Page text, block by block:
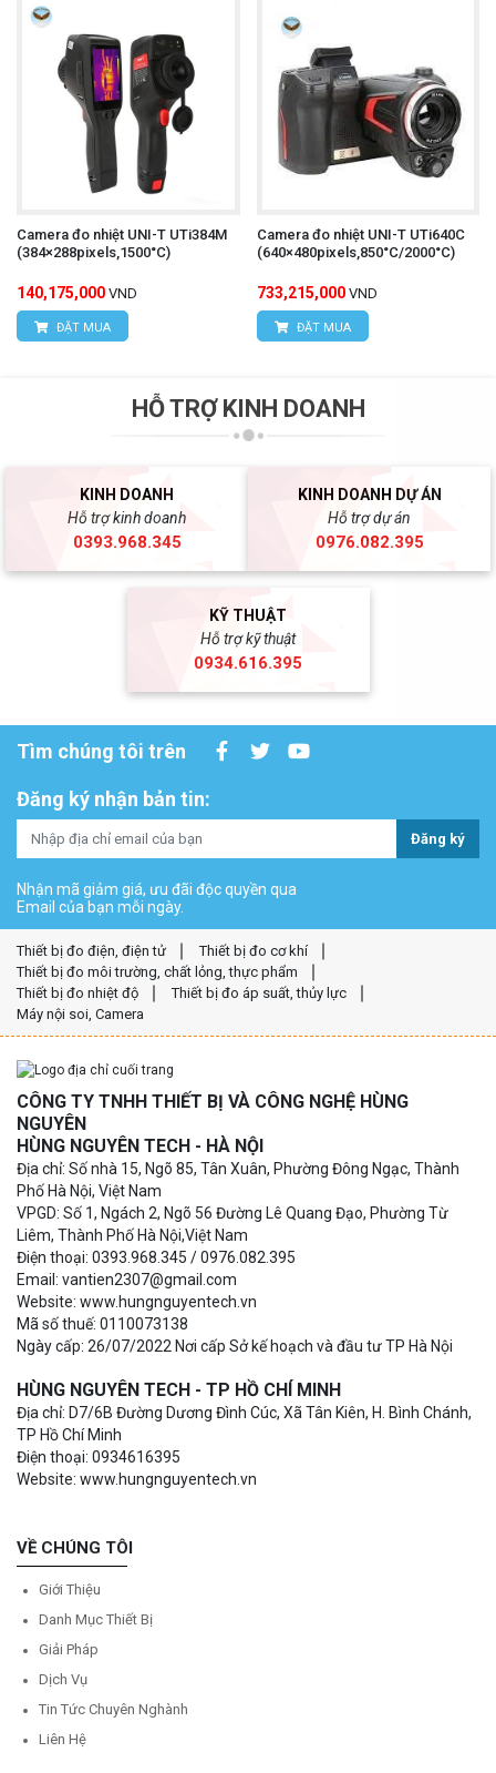
Camera đo nhiệt UNI-T UTi384M
(384×288pixels,1500°C)
140,175,000 VND
ĐẶT MUA
Camera đo nhiệt UNI-T UTi640C
(640×480pixels,850°C/2000°C)
733,215,000 VND
ĐẶT MUA
HỖ TRỢ KINH DOANH
KINH DOANH
Hỗ trợ kinh doanh
0393.968.345
KINH DOANH DỰ ÁN
Hỗ trợ dự án
0976.082.395
KỸ THUẬT
Hỗ trợ kỹ thuật
0934.616.395
Tìm chúng tôi trên
Đăng ký nhận bản tin:
Đăng ký
Nhận mã giảm giá, ưu đãi độc quyền qua
Email của bạn mỗi ngày.
Thiết bị đo điện, điện tử
Thiết bị đo cơ khí
Thiết bị đo môi trường, chất lỏng, thực phẩm
Thiết bị đo nhiệt độ
Thiết bị đo áp suất, thủy lực
Máy nội soi, Camera
CÔNG TY TNHH THIẾT BỊ VÀ CÔNG NGHỆ HÙNG
NGUYÊN
HÙNG NGUYÊN TECH - HÀ NỘI
Địa chỉ: Số nhà 15, Ngõ 85, Tân Xuân, Phường Đông Ngạc, Thành
Phố Hà Nội, Việt Nam
VPGD: Số 1, Ngách 2, Ngõ 56 Đường Lê Quang Đạo, Phường Từ
Liêm, Thành Phố Hà Nội,Việt Nam
Điện thoại: 0393.968.345 / 0976.082.395
Email: vantien2307@gmail.com
Website: www.hungnguyentech.vn
Mã số thuế: 0110073138
Ngày cấp: 26/07/2022 Nơi cấp Sở kế hoạch và đầu tư TP Hà Nội
HÙNG NGUYÊN TECH - TP HỒ CHÍ MINH
Địa chỉ: D7/6B Đường Dương Đình Cúc, Xã Tân Kiên, H. Bình Chánh,
TP Hồ Chí Minh
Điện thoại: 0934616395
Website: www.hungnguyentech.vn
VỀ CHÚNG TÔI
Giới Thiệu
Danh Mục Thiết Bị
Giải Pháp
Dịch Vụ
Tin Tức Chuyên Nghành
Liên Hệ